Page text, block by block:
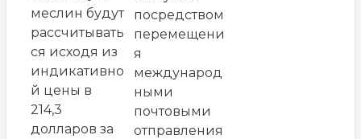
меслин будут
рассчитывать
ся исходя из
индикативно
й цены в
214,3
долларов за
посредством
перемещени
я
международ
ными
почтовыми
отправления